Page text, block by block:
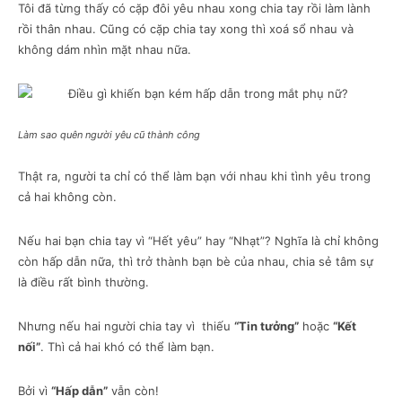
Tôi đã từng thấy có cặp đôi yêu nhau xong chia tay rồi làm lành
rồi thân nhau. Cũng có cặp chia tay xong thì xoá sổ nhau và
không dám nhìn mặt nhau nữa.
Làm sao quên người yêu cũ thành công
Thật ra, người ta chỉ có thể làm bạn với nhau khi tình yêu trong
cả hai không còn.
Nếu hai bạn chia tay vì “Hết yêu” hay “Nhạt”? Nghĩa là chỉ không
còn hấp dẫn nữa, thì trở thành bạn bè của nhau, chia sẻ tâm sự
là điều rất bình thường.
Nhưng nếu hai người chia tay vì thiếu “Tin tưởng” hoặc “Kết
nối”. Thì cả hai khó có thể làm bạn.
Bởi vì “Hấp dẫn” vẫn còn!